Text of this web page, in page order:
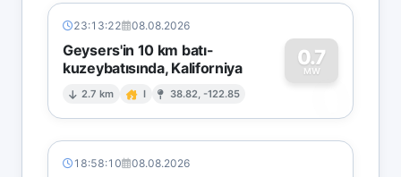
23:13:22 08.08.2026
Geysers'in 10 km batı-
kuzeybatısında, Kaliforniya
2.7 km I 38.82, -122.85
0.7
MW
0
18:58:10 08.08.2026